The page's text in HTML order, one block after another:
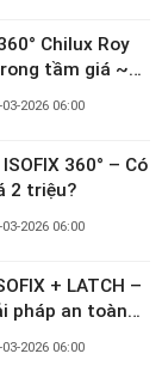
Chilux Roy
tầm giá ~3
03-2026 06:00
360° – Có
2 triệu?
03-2026 06:00
+ LATCH –
pháp an toàn
03-2026 06:00